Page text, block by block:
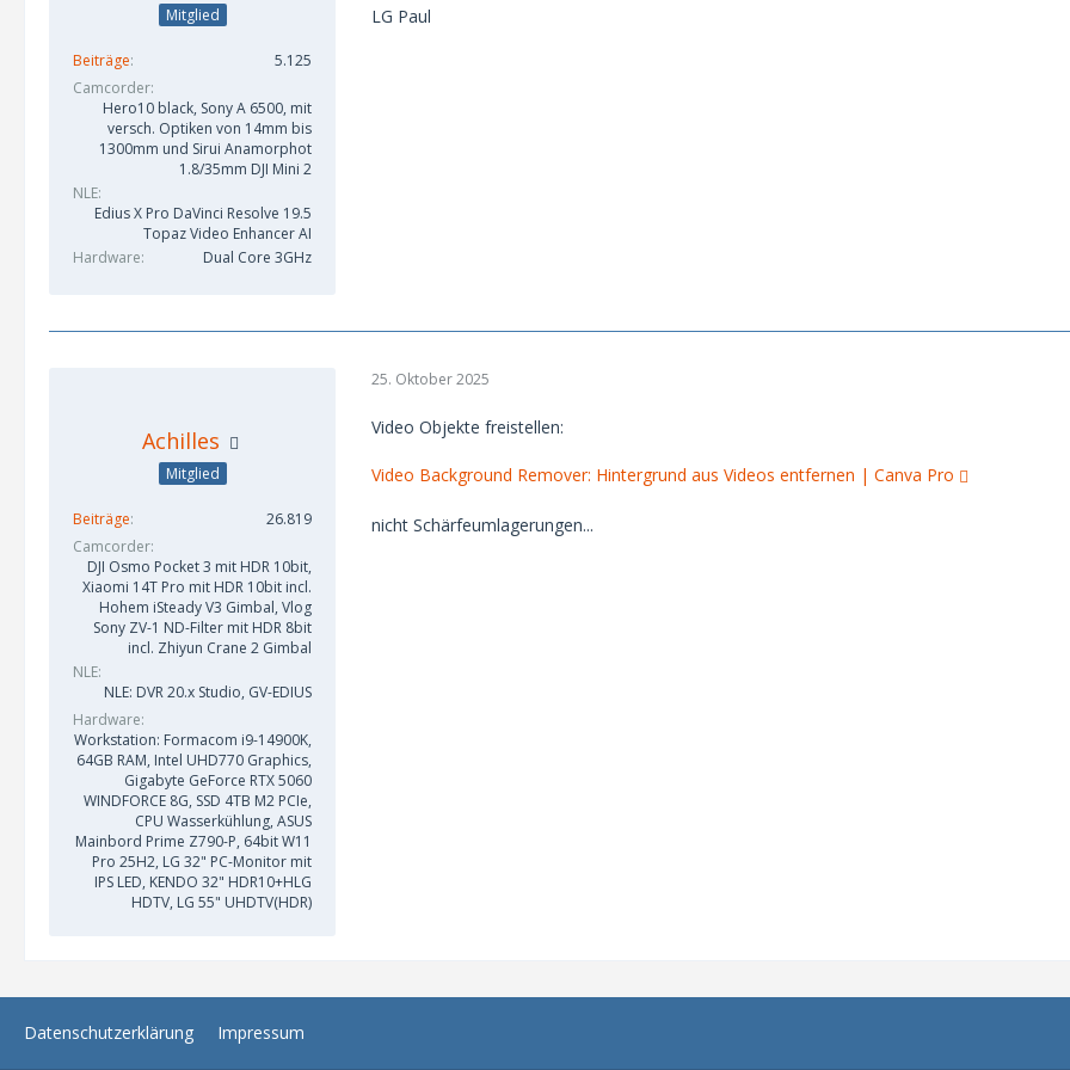
Mitglied
Beiträge
5.125
Camcorder
Hero10 black, Sony A 6500, mit
versch. Optiken von 14mm bis
1300mm und Sirui Anamorphot
1.8/35mm DJI Mini 2
NLE
Edius X Pro DaVinci Resolve 19.5
Topaz Video Enhancer AI
Hardware
Dual Core 3GHz
LG Paul
Achilles
Mitglied
Beiträge
26.819
Camcorder
DJI Osmo Pocket 3 mit HDR 10bit,
Xiaomi 14T Pro mit HDR 10bit incl.
Hohem iSteady V3 Gimbal, Vlog
Sony ZV-1 ND-Filter mit HDR 8bit
incl. Zhiyun Crane 2 Gimbal
NLE
NLE: DVR 20.x Studio, GV-EDIUS
Hardware
Workstation: Formacom i9-14900K,
64GB RAM, Intel UHD770 Graphics,
Gigabyte GeForce RTX 5060
WINDFORCE 8G, SSD 4TB M2 PCIe,
CPU Wasserkühlung, ASUS
Mainbord Prime Z790-P, 64bit W11
Pro 25H2, LG 32" PC-Monitor mit
IPS LED, KENDO 32" HDR10+HLG
HDTV, LG 55" UHDTV(HDR)
25. Oktober 2025
Video Objekte freistellen:
Video Background Remover: Hintergrund aus Videos entfernen | Canva Pro
nicht Schärfeumlagerungen...
Datenschutzerklärung Impressum